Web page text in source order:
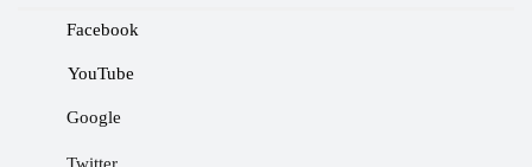
Facebook
YouTube
Google